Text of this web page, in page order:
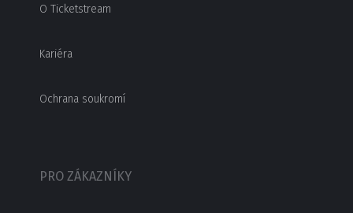
O Ticketstream
Kariéra
Ochrana soukromí
PRO ZÁKAZNÍKY